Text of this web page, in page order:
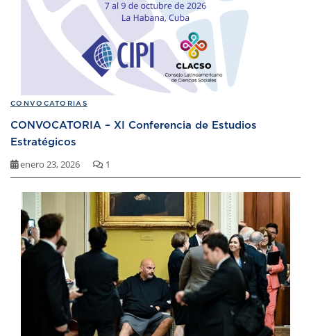
CONVOCATORIAS
CONVOCATORIA – XI Conferencia de Estudios
Estratégicos
enero 23, 2026 1